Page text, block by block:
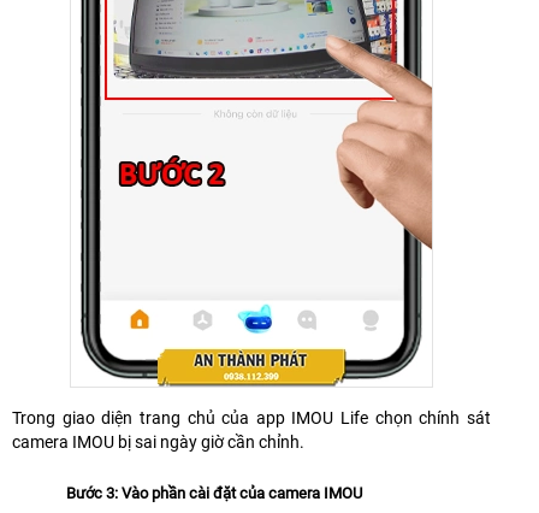
Trong giao diện trang chủ của app IMOU Life chọn chính sát
camera IMOU bị sai ngày giờ cần chỉnh.
Bước 3: Vào phần cài đặt của camera IMOU